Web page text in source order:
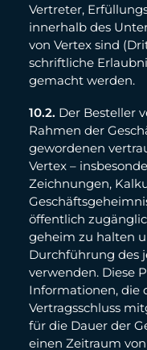
Vertreter,
innerhalb des
von Vertex sind
schriftliche
gemacht werden.
10.2. Der Besteller
Rahmen der
gewordenen
Vertex –
Zeichnungen,
öffentlich
geheim zu halten
Durchführung des
verwenden. Diese
Informationen, die
Vertragsschluss
für die Dauer der
einen Zeitraum